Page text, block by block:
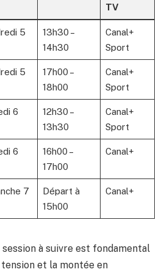
TV
5
13h30 –
14h30
Canal+
Sport
5
17h00 –
18h00
Canal+
Sport
6
12h30 –
13h30
Canal+
Sport
6
16h00 –
17h00
Canal+
7
Départ à
15h00
Canal+
à suivre est fondamental
et la montée en